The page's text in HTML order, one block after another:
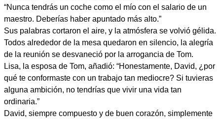
“Nunca tendrás un coche como el mío con el salario de un
maestro. Deberías haber apuntado más alto.”
Sus palabras cortaron el aire, y la atmósfera se volvió gélida.
Todos alrededor de la mesa quedaron en silencio, la alegría
de la reunión se desvaneció por la arrogancia de Tom.
Lisa, la esposa de Tom, añadió: “Honestamente, David, ¿por
qué te conformaste con un trabajo tan mediocre? Si tuvieras
alguna ambición, no tendrías que vivir una vida tan
ordinaria.”
David, siempre compuesto y de buen corazón, simplemente